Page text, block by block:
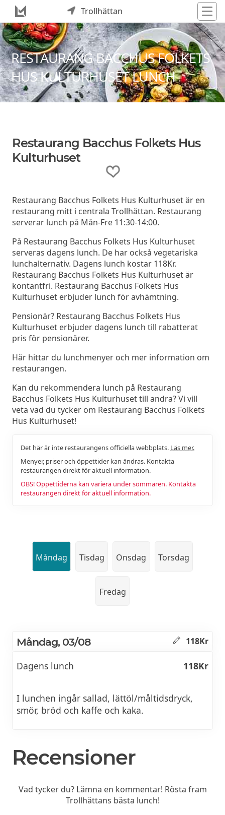
Trollhättan
RESTAURANG BACCHUS FOLKETS
HUS KULTURHUSET LUNCH
Restaurang Bacchus Folkets Hus
Kulturhuset
Restaurang Bacchus Folkets Hus Kulturhuset är en
restaurang mitt i centrala Trollhättan. Restaurang
serverar lunch på Mån-Fre 11:30-14:00.
På Restaurang Bacchus Folkets Hus Kulturhuset
serveras dagens lunch. De har också vegetariska
lunchalternativ. Dagens lunch kostar 118Kr.
Restaurang Bacchus Folkets Hus Kulturhuset är
kontantfri. Restaurang Bacchus Folkets Hus
Kulturhuset erbjuder lunch för avhämtning.
Pensionär? Restaurang Bacchus Folkets Hus
Kulturhuset erbjuder dagens lunch till rabatterat
pris för pensionärer.
Här hittar du lunchmenyer och mer information om
restaurangen.
Kan du rekommendera lunch på Restaurang
Bacchus Folkets Hus Kulturhuset till andra? Vi vill
veta vad du tycker om Restaurang Bacchus Folkets
Hus Kulturhuset!
Det här är inte restaurangens officiella webbplats. Läs mer.
Menyer, priser och öppettider kan ändras. Kontakta
restaurangen direkt för aktuell information.
OBS! Öppettiderna kan variera under sommaren. Kontakta
restaurangen direkt för aktuell information.
Måndag Tisdag Onsdag Torsdag
Fredag
Måndag, 03/08 118Kr
Dagens lunch 118Kr
I lunchen ingår sallad, lättöl/måltidsdryck,
smör, bröd och kaffe och kaka.
Recensioner
Vad tycker du? Lämna en kommentar! Rösta fram
Trollhättans bästa lunch!